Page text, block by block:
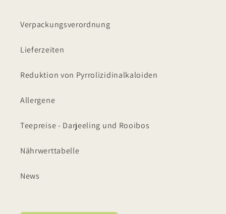
Verpackungsverordnung
Lieferzeiten
Reduktion von Pyrrolizidinalkaloiden
Allergene
Teepreise - Darjeeling und Rooibos
Nährwerttabelle
News